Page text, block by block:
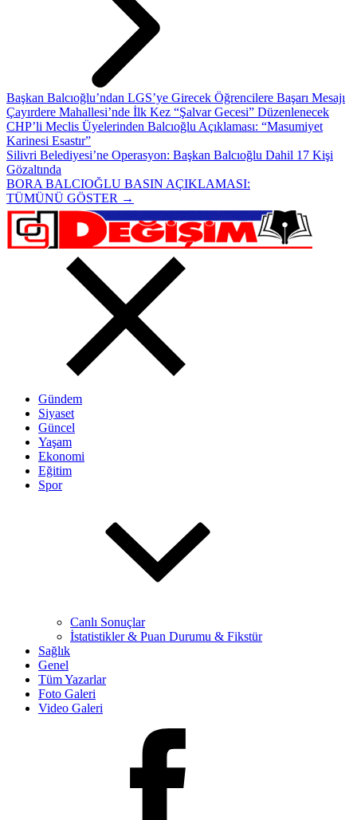
Başkan Balcıoğlu’ndan LGS’ye Girecek Öğrencilere Başarı Mesajı
Çayırdere Mahallesi’nde İlk Kez “Şalvar Gecesi” Düzenlenecek
CHP’li Meclis Üyelerinden Balcıoğlu Açıklaması: “Masumiyet
Karinesi Esastır”
Silivri Belediyesi’ne Operasyon: Başkan Balcıoğlu Dahil 17 Kişi
Gözaltında
BORA BALCIOĞLU BASIN AÇIKLAMASI:
TÜMÜNÜ GÖSTER →
Gündem
Siyaset
Güncel
Yaşam
Ekonomi
Eğitim
Spor
Canlı Sonuçlar
İstatistikler & Puan Durumu & Fikstür
Sağlık
Genel
Tüm Yazarlar
Foto Galeri
Video Galeri